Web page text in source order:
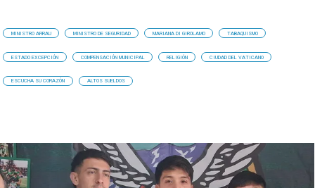
MINISTRO ARRAU MINISTRO DE SEGURIDAD MARIANA DI GIROLAMO TABAQUISMO
ESTADO EXCEPCIÓN COMPENSACIÓN MUNICIPAL RELIGIÓN CIUDAD DEL VATICANO
ESCUCHA SU CORAZÓN ALTOS SUELDOS